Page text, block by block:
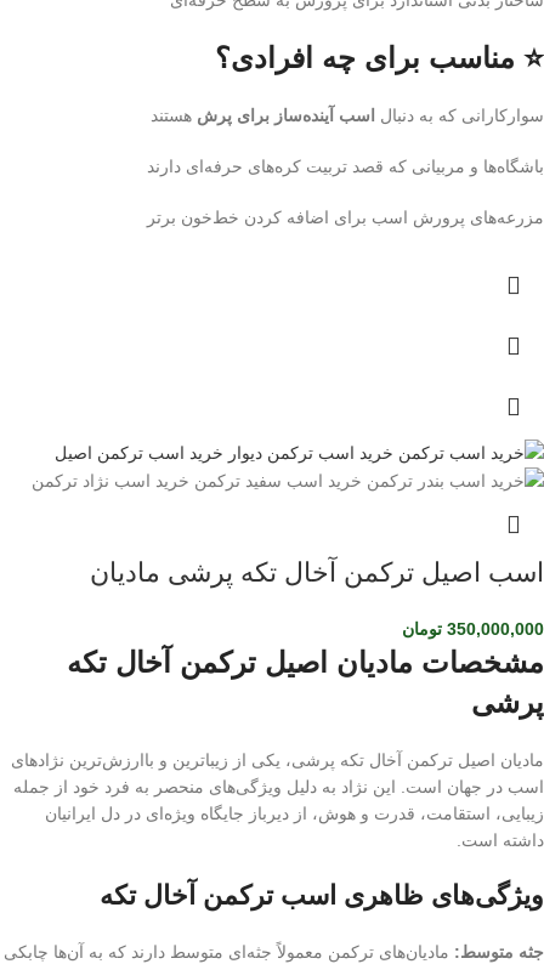
⭐ مناسب برای چه افرادی؟
سوارکارانی که به دنبال اسب آینده‌ساز برای پرش هستند
باشگاه‌ها و مربیانی که قصد تربیت کره‌های حرفه‌ای دارند
مزرعه‌های پرورش اسب برای اضافه کردن خط‌خون برتر
اسب اصیل ترکمن آخال تکه پرشی مادیان
350,000,000 تومان
مشخصات مادیان اصیل ترکمن آخال تکه
پرشی
مادیان اصیل ترکمن آخال تکه پرشی، یکی از زیباترین و باارزش‌ترین نژادهای
اسب در جهان است. این نژاد به دلیل ویژگی‌های منحصر به فرد خود از جمله
زیبایی، استقامت، قدرت و هوش، از دیرباز جایگاه ویژه‌ای در دل ایرانیان
داشته است.
ویژگی‌های ظاهری اسب ترکمن آخال تکه
جثه متوسط: مادیان‌های ترکمن معمولاً جثه‌ای متوسط دارند که به آن‌ها چابکی